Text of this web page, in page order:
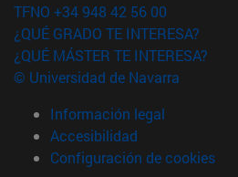
TFNO +34 948 42 56 00
¿QUÉ GRADO TE INTERESA?
¿QUÉ MÁSTER TE INTERESA?
© Universidad de Navarra
Información legal
Accesibilidad
Configuración de cookies